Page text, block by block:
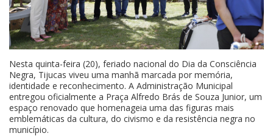
Nesta quinta-feira (20), feriado nacional do Dia da Consciência
Negra, Tijucas viveu uma manhã marcada por memória,
identidade e reconhecimento. A Administração Municipal
entregou oficialmente a Praça Alfredo Brás de Souza Junior, um
espaço renovado que homenageia uma das figuras mais
emblemáticas da cultura, do civismo e da resistência negra no
município.